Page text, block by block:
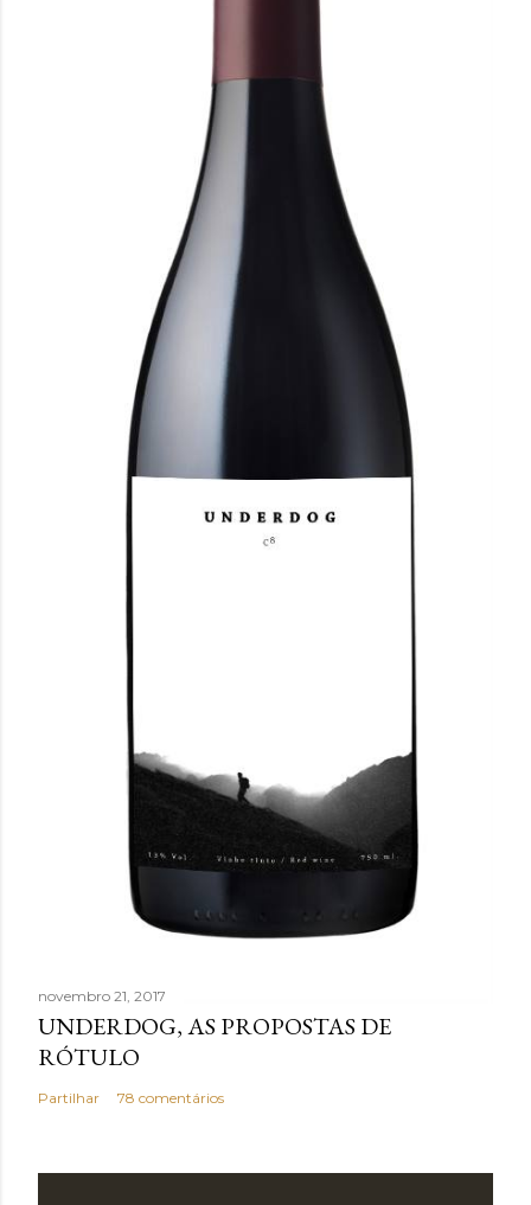
novembro 21, 2017
UNDERDOG, AS PROPOSTAS DE
RÓTULO
Partilhar 78 comentários